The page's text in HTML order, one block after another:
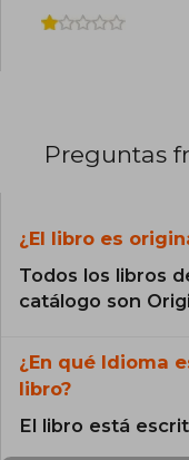
Preguntas
¿El libro es
Todos los libros
catálogo son
¿En qué Idioma
libro?
El libro está